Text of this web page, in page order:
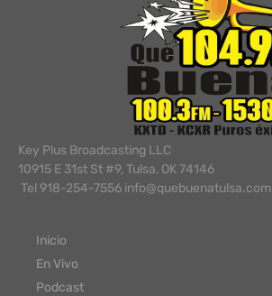
Key Plus Broadcasting LLC
10915 E 31st St #9, Tulsa, OK 74146
Tel 918-254-7556 info@quebuenatulsa.com
Inicio
En Vivo
Podcast